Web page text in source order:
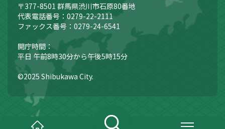
〒377-8501 群馬県渋川市石原80番地
代表電話番号：0279-22-2111
ファックス番号：0279-24-6541
開庁時間：
平日 午前8時30分から午後5時15分
©2025 Shibukawa City.